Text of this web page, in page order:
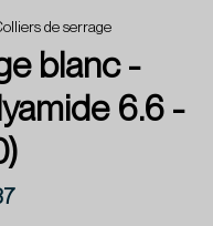
de serrage
blanc -
6.6 -